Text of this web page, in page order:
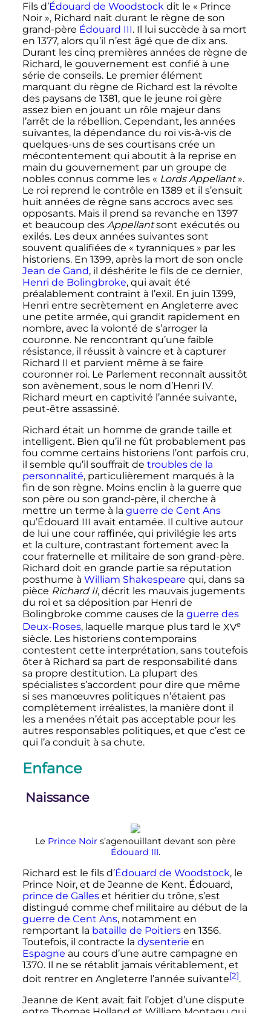
Fils d’Édouard de Woodstockdit le « Prince
Noir », Richard naît durant le règne de son
grand-père Édouard III. Il lui succède à sa mort
en 1377, alors qu’il n’est âgé que de dix ans.
Durant les cinq premières années de règne de
Richard, le gouvernement est confié à une
série de conseils. Le premier élément
marquant du règne de Richard est la révolte
des paysans de 1381, que le jeune roi gère
assez bien en jouant un rôle majeur dans
l’arrêt de la rébellion. Cependant, les années
suivantes, la dépendance du roi vis-à-vis de
quelques-uns de ses courtisans crée un
mécontentement qui aboutit à la reprise en
main du gouvernement par un groupe de
nobles connus comme les « Lords Appellant ».
Le roi reprend le contrôle en 1389 et il s’ensuit
huit années de règne sans accrocs avec ses
opposants. Mais il prend sa revanche en 1397
et beaucoup des Appellantsont exécutés ou
exilés. Les deux années suivantes sont
souvent qualifiées de « tyranniques » par les
historiens. En 1399, après la mort de son oncle
Jean de Gand, il déshérite le fils de ce dernier,
Henri de Bolingbroke, qui avait été
préalablement contraint à l’exil. En juin 1399,
Henri entre secrètement en Angleterre avec
une petite armée, qui grandit rapidement en
nombre, avec la volonté de s’arroger la
couronne. Ne rencontrant qu’une faible
résistance, il réussit à vaincre et à capturer
Richard II et parvient même à se faire
couronner roi. Le Parlement reconnaît aussitôt
son avènement, sous le nom d’Henri IV.
Richard meurt en captivité l’année suivante,
peut-être assassiné.
Richard était un homme de grande taille et
intelligent. Bien qu’il ne fût probablement pas
fou comme certains historiens l’ont parfois cru,
il semble qu’il souffrait de troubles de la
personnalité, particulièrement marqués à la
fin de son règne. Moins enclin à la guerre que
son père ou son grand-père, il cherche à
mettre un terme à la guerre de Cent Ans
qu’Édouard III avait entamée. Il cultive autour
de lui une cour raffinée, qui privilégie les arts
et la culture, contrastant fortement avec la
cour fraternelle et militaire de son grand-père.
Richard doit en grande partie sa réputation
posthume à William Shakespeare qui, dans sa
pièce Richard II, décrit les mauvais jugements
du roi et sa déposition par Henri de
Bolingbroke comme causes de la guerre des
Deux-Roses, laquelle marque plus tard le XVe
siècle. Les historiens contemporains
contestent cette interprétation, sans toutefois
ôter à Richard sa part de responsabilité dans
sa propre destitution. La plupart des
spécialistes s’accordent pour dire que même
si ses manœuvres politiques n’étaient pas
complètement irréalistes, la manière dont il
les a menées n’était pas acceptable pour les
autres responsables politiques, et que c’est ce
qui l’a conduit à sa chute.
Enfance
Naissance
Le Prince Noir s’agenouillant devant son père
Édouard III.
Richard est le fils d’Édouard de Woodstock, le
Prince Noir, et de Jeanne de Kent. Édouard,
prince de Galleset héritier du trône, s’est
distingué comme chef militaire au début de la
guerre de Cent Ans, notamment en
remportant la bataille de Poitiersen 1356.
Toutefois, il contracte la dysenterie en
Espagne au cours d’une autre campagne en
1370. Il ne se rétablit jamais véritablement, et
doit rentrer en Angleterre l’année suivante[2].
Jeanne de Kent avait fait l’objet d’une dispute